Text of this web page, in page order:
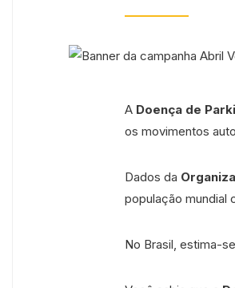
A Doença de
os movimentos
Dados da
população mundial
No Brasil, estima-